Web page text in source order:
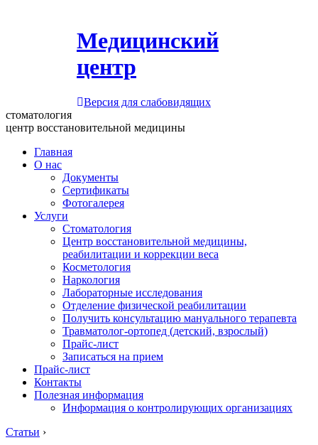
Медицинский
центр
Версия для слабовидящих
стоматология
центр восстановительной медицины
Главная
О нас
Документы
Сертификаты
Фотогалерея
Услуги
Стоматология
Центр восстановительной медицины,
реабилитации и коррекции веса
Косметология
Наркология
Лабораторные исследования
Отделение физической реабилитации
Получить консультацию мануального терапевта
Травматолог-ортопед (детский, взрослый)
Прайс-лист
Записаться на прием
Прайс-лист
Контакты
Полезная информация
Информация о контролирующих организациях
Статьи ›